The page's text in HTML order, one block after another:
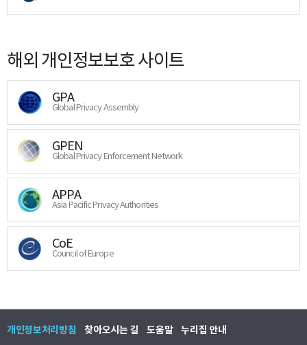
해외 개인정보보호 사이트
GPA
Global Privacy Assembly
GPEN
Global Privacy Enforcement Network
APPA
Asia Pacific Privacy Authorities
CoE
Council of Europe
개인정보처리방침 찾아오시는 길 도움말 누리집 안내